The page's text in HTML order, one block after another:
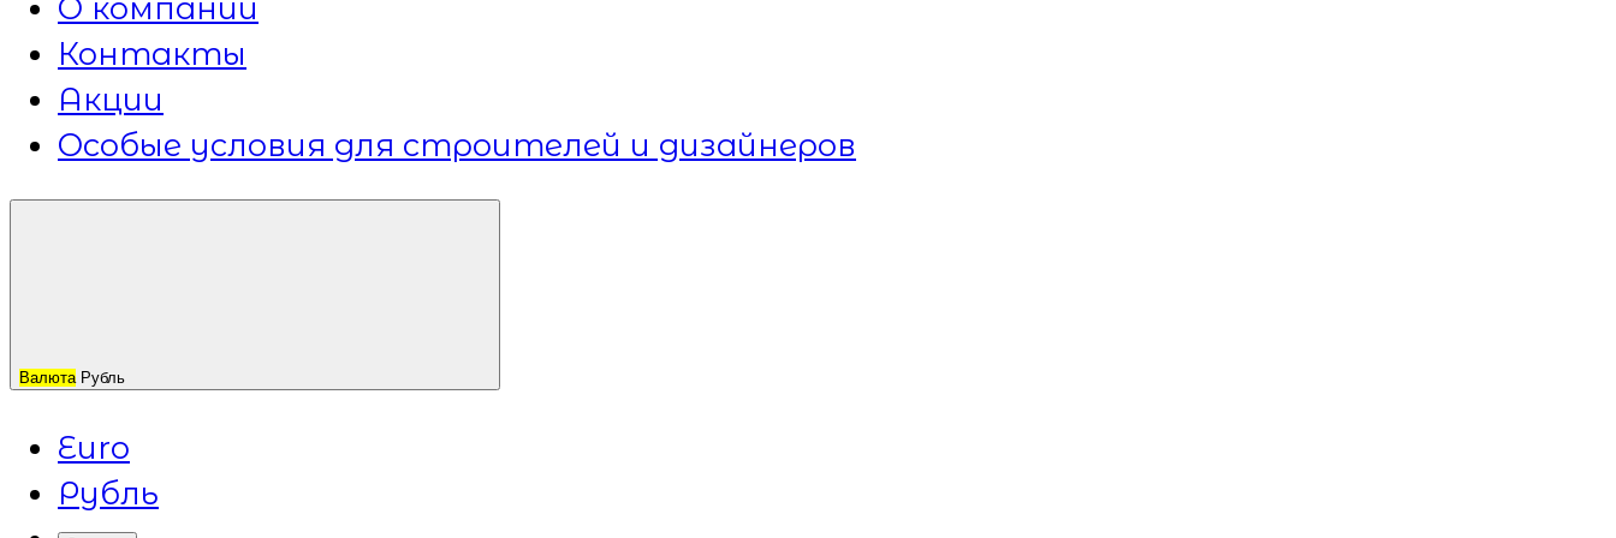
О компании
Контакты
Акции
Особые условия для строителей и дизайнеров
Валюта Рубль
Euro
Рубль